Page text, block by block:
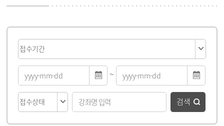
게시물 검색
~
검색